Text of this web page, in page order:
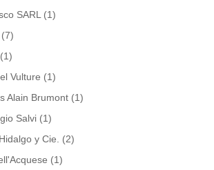
SARL (1)
(7)
(1)
Vulture (1)
Alain Brumont (1)
Salvi (1)
y Cie.
(2)
(1)